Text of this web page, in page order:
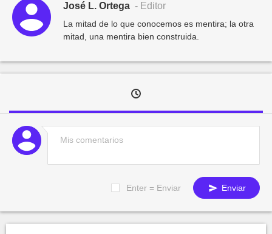
José L. Ortega - Editor
La mitad de lo que conocemos es mentira; la otra
mitad, una mentira bien construida.
Enter = Enviar Enviar